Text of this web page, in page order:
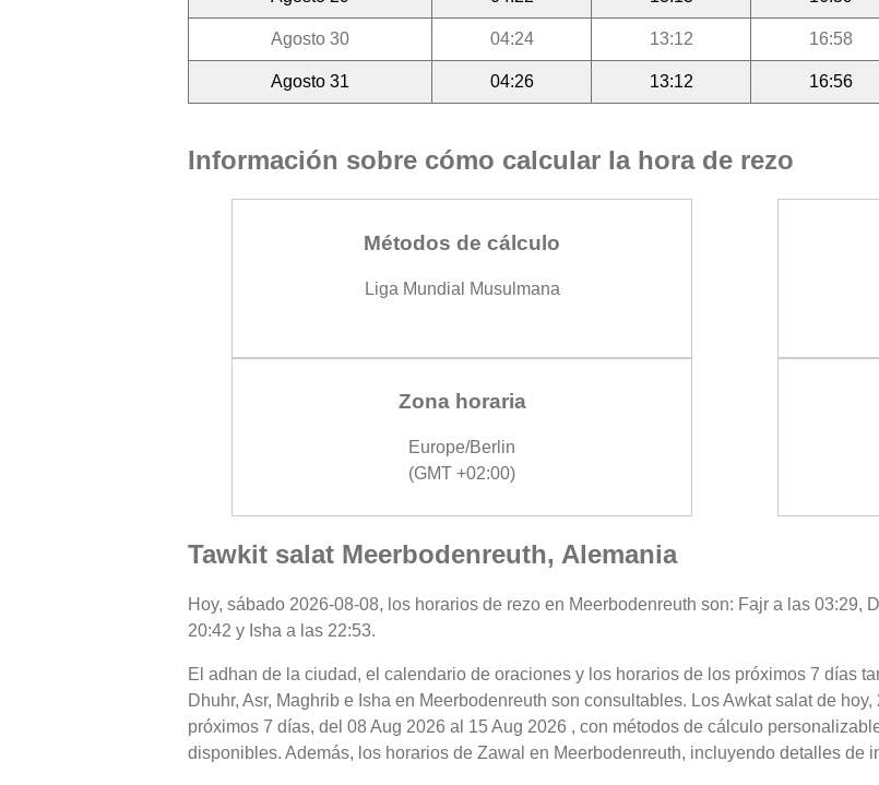
Agosto 30 04:24 13:12 16:58
Agosto 31 04:26 13:12 16:56
Información sobre cómo calcular la hora de rezo
Métodos de cálculo
Liga Mundial Musulmana
Zona horaria
Europe/Berlin
(GMT +02:00)
Tawkit salat Meerbodenreuth, Alemania
Hoy, sábado 2026-08-08, los horarios de rezo en Meerbodenreuth son: Fajr a las 03:29,
20:42 y Isha a las 22:53.
El adhan de la ciudad, el calendario de oraciones y los horarios de los próximos 7 días
Dhuhr, Asr, Maghrib e Isha en Meerbodenreuth son consultables. Los Awkat salat de
próximos 7 días, del 08 Aug 2026 al 15 Aug 2026 , con métodos de cálculo
disponibles. Además, los horarios de Zawal en Meerbodenreuth, incluyendo detalles de